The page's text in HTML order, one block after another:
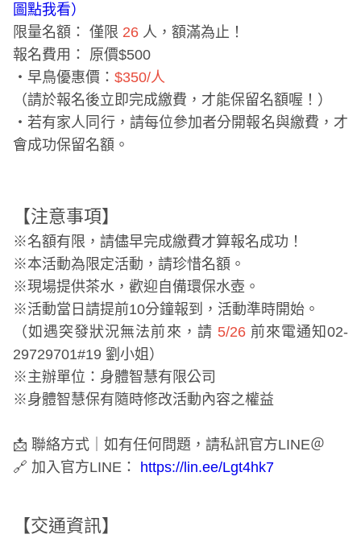
圖點我看）
限量名額： 僅限 26 人，額滿為止！
報名費用：
原價$500
・早鳥優惠價： $350/人
（請於報名後立即完成繳費，才能保留名額喔！）
・若有家人同行，請每位參加者分開報名與繳費，才
會成功保留名額。
【注意事項】
※名額有限，請儘早完成繳費才算報名成功！
※本活動為限定活動，請珍惜名額。
※現場提供茶水，歡迎自備環保水壺。
※活動當日請提前10分鐘報到，活動準時開始。
（如遇突發狀況無法前來，請 5/26前來電通知02-
29729701#19 劉小姐）
※主辦單位：身體智慧有限公司
※身體智慧保有隨時修改活動內容之權益
📩 聯絡方式｜如有任何問題，請私訊官方LINE＠
🔗 加入官方LINE： https://lin.ee/Lgt4hk7
【交通資訊】